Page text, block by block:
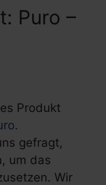
Puro –
Produkt
.
gefragt,
um das
Wir